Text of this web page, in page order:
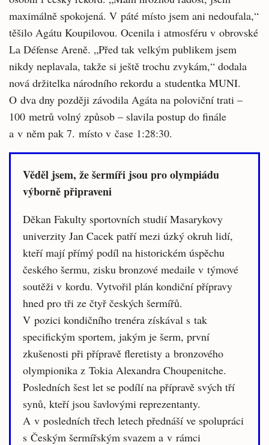
maximálně spokojená. V páté místo jsem ani nedoufala,“
těšilo Agátu Koupilovou. Ocenila i atmosféru v obrovské
La Défense Areně. „Před tak velkým publikem jsem
nikdy neplavala, takže si ještě trochu zvykám,“ dodala
nová držitelka národního rekordu a studentka MUNI.
O dva dny později závodila Agáta na poloviční trati –
100 metrů volný způsob – slavila postup do finále
a v něm pak 7. místo v čase 1:28:30.
Věděl jsem, že šermíři jsou pro olympiádu
výborně připraveni
Děkan Fakulty sportovních studií Masarykovy
univerzity Jan Cacek patří mezi úzký okruh lidí,
kteří mají přímý podíl na historickém úspěchu
českého šermu, zisku bronzové medaile v týmové
soutěži v kordu. Vytvořil plán kondiční přípravy
hned pro tři ze čtyř českých šermířů.
V pozici kondičního trenéra získával s tak
specifickým sportem, jakým je šerm, první
zkušenosti při přípravě fleretisty a bronzového
olympionika z Tokia Alexandra Choupenitche.
Posledních šest let se podílí na přípravě svých tří
synů, kteří jsou šavlovými reprezentanty.
A v posledních třech letech přednáší ve spolupráci
s Českým šermířským svazem a v rámci